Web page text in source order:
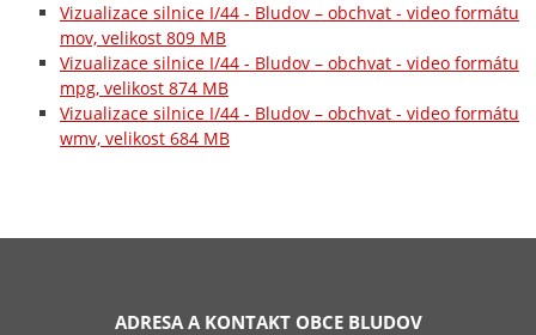
Vizualizace silnice I/44 - Bludov – obchvat - video formátu
mov, velikost 809 MB
Vizualizace silnice I/44 - Bludov – obchvat - video formátu
mpg, velikost 874 MB
Vizualizace silnice I/44 - Bludov – obchvat - video formátu
wmv, velikost 684 MB
ADRESA A KONTAKT OBCE BLUDOV